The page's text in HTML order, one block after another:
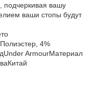
подчеркивая вашу
ваши стопы будут
4%
ArmourМатериал